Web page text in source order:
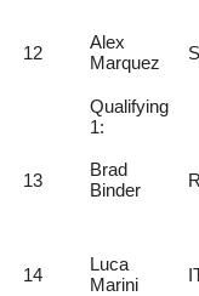
12
Alex
Marquez
Qualifying
1:
13
Brad
Binder
14
Luca
Marini